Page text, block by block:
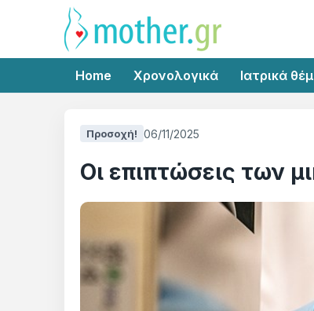
Home Χρονολογικά Ιατρικά
Προσοχή! 06/11/2025
Οι επιπτώσεις των